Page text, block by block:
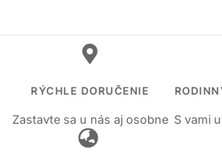
RÝCHLE DORUČENIE
Zastavte sa u nás aj osobne S vami